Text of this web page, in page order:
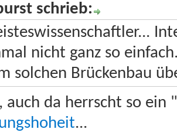
schrieb:
nicht ganz so
solchen Brückenbau
auch da herrscht so
...